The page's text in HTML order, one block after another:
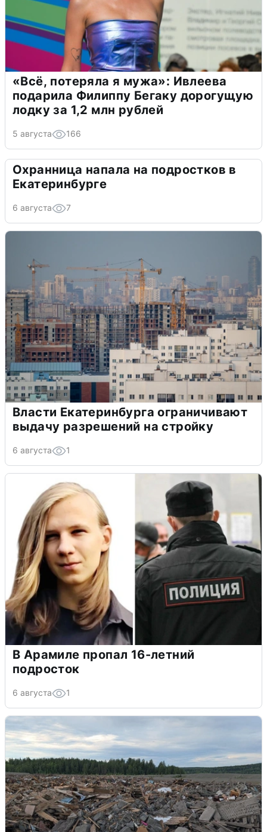
«Всё, потеряла я мужа»: Ивлеева
подарила Филиппу Бегаку дорогущую
лодку за 1,2 млн рублей
5 августа 166
Охранница напала на подростков в
Екатеринбурге
6 августа 7
Власти Екатеринбурга ограничивают
выдачу разрешений на стройку
6 августа 1
В Арамиле пропал 16-летний
подросток
6 августа 1